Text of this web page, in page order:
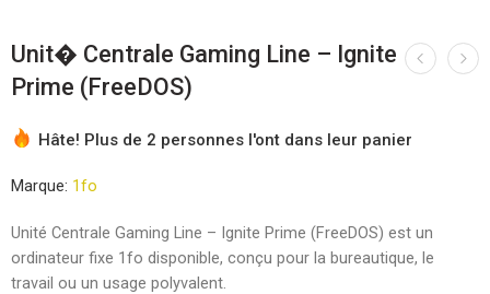
Unit� Centrale Gaming Line – Ignite
Prime (FreeDOS)
Hâte! Plus de 2 personnes l'ont dans leur panier
Marque: 1fo
Unité Centrale Gaming Line – Ignite Prime (FreeDOS) est un
ordinateur fixe 1fo disponible, conçu pour la bureautique, le
travail ou un usage polyvalent.